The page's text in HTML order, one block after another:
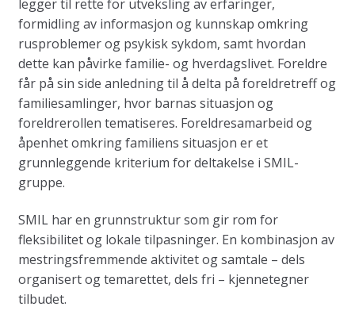
legger til rette for utveksling av erfaringer,
formidling av informasjon og kunnskap omkring
rusproblemer og psykisk sykdom, samt hvordan
dette kan påvirke familie- og hverdagslivet. Foreldre
får på sin side anledning til å delta på foreldretreff og
familiesamlinger, hvor barnas situasjon og
foreldrerollen tematiseres. Foreldresamarbeid og
åpenhet omkring familiens situasjon er et
grunnleggende kriterium for deltakelse i SMIL-
gruppe.
SMIL har en grunnstruktur som gir rom for
fleksibilitet og lokale tilpasninger. En kombinasjon av
mestringsfremmende aktivitet og samtale – dels
organisert og temarettet, dels fri – kjennetegner
tilbudet.